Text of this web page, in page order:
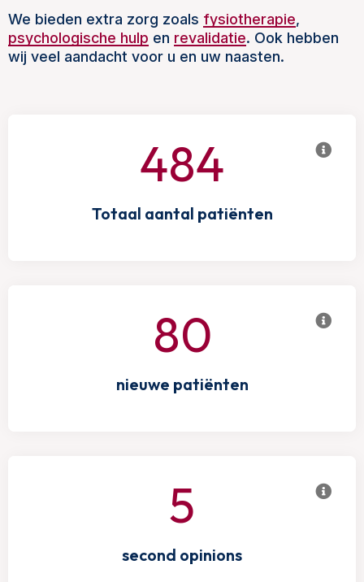
We bieden extra zorg zoals fysiotherapie,
psychologische hulp en revalidatie. Ook hebben
wij veel aandacht voor u en uw naasten.
484
Totaal aantal patiënten
80
nieuwe patiënten
5
second opinions